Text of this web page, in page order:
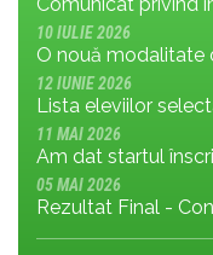
10 IULIE 2026
12 IUNIE 2026
11 MAI 2026
05 MAI 2026